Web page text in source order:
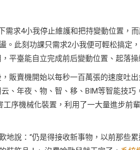
需求4小我停止維護和把持變動位置，
此刻功課只需求2小我便可輕松搞定
平臺能自立完成前后變動位置、起落
販賣機開始以每秒一百萬張的速度吐
、年夜、物、智、移、BIM等智能技巧
序機械化裝置，利用了一大量進步前
說：“仍是得接收新事物，以前那些